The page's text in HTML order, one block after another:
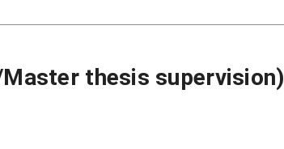
thesis supervision)